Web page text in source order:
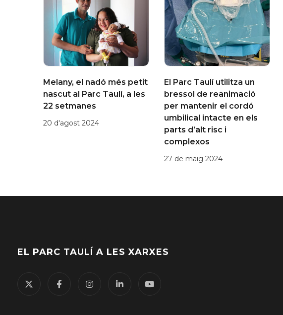
Melany, el nadó més petit
nascut al Parc Taulí, a les
22 setmanes
20 d'agost 2024
El Parc Taulí utilitza un
bressol de reanimació
per mantenir el cordó
umbilical intacte en els
parts d’alt risc i
complexos
27 de maig 2024
EL PARC TAULÍ A LES XARXES